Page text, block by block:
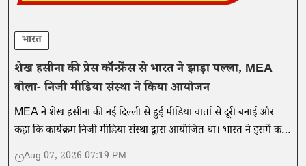
भारत
शेख हसीना की प्रेस कॉन्फ्रेंस से भारत ने झाड़ा पल्ला, MEA
बोला- निजी मीडिया संस्था ने किया आयोजन
MEA ने शेख हसीना की नई दिल्ली से हुई मीडिया वार्ता से दूरी बनाई और
कहा कि कार्यक्रम निजी मीडिया संस्था द्वारा आयोजित था। भारत ने इसमें कही
गई बातों का समर्थन नहीं किया।
Aug 07, 2026 07:19 PM